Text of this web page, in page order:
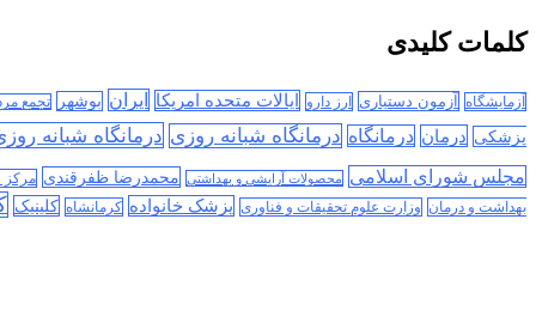
کلمات کلیدی
آزمایشگاه آزمون دستیاری ارز دارو ایالات متحده امریکا ایران بوشهر تجمع
پزشکی درمان درمانگاه درمانگاه شبانه روزی درمانگاه شبانه
مجلس شورای اسلامی محصولات آرایشی و بهداشتی محمدرضا ظفرقندی
بهداشت و درمان وزارت علوم تحقیقات و فناوری پزشک خانواده کرمانشاه کلینیک